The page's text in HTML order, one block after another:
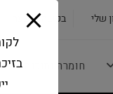
שלי בקשה להצעה
חומרה ותוכנה